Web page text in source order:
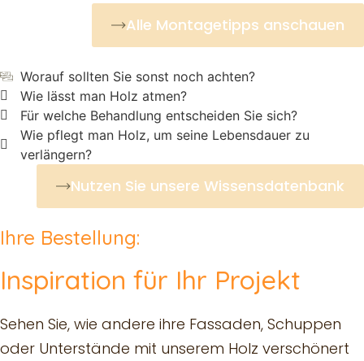
Alle Montagetipps anschauen
Worauf sollten Sie sonst noch achten?
Wie lässt man Holz atmen?
Für welche Behandlung entscheiden Sie sich?
Wie pflegt man Holz, um seine Lebensdauer zu
verlängern?
Nutzen Sie unsere Wissensdatenbank
Ihre Bestellung:
Inspiration für Ihr Projekt
Sehen Sie, wie andere ihre Fassaden, Schuppen
oder Unterstände mit unserem Holz verschönert